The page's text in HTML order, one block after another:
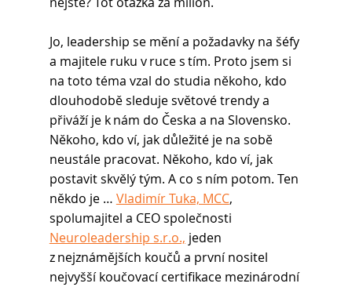
Jo, leadership se mění a požadavky na šéfy
a majitele ruku v ruce s tím. Proto jsem si
na toto téma vzal do studia někoho, kdo
dlouhodobě sleduje světové trendy a
přiváží je k nám do Česka a na Slovensko.
Někoho, kdo ví, jak důležité je na sobě
neustále pracovat. Někoho, kdo ví, jak
postavit skvělý tým. A co s ním potom. Ten
někdo je … Vladimír Tuka, MCC,
spolumajitel a CEO společnosti
Neuroleadership s.r.o., jeden
z nejznámějších koučů a první nositel
nejvyšší koučovací certifikace mezinárodní